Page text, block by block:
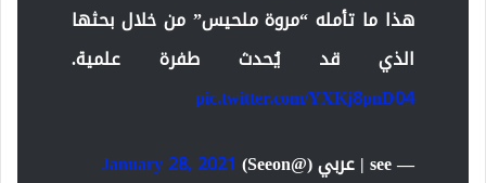
هذا ما تأمله “مروة ملحيس” من خلال بحثها
الذي قد يُحدث طفرة علمية.
pic.twitter.com/YXKj8pnD04
— see | عربي (@Seeon)
January 28, 2021